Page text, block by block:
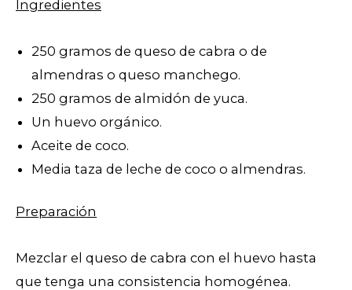
Ingredientes
250 gramos de queso de cabra o de
almendras o queso manchego.
250 gramos de almidón de yuca.
Un huevo orgánico.
Aceite de coco.
Media taza de leche de coco o almendras.
Preparación
Mezclar el queso de cabra con el huevo hasta
que tenga una consistencia homogénea.